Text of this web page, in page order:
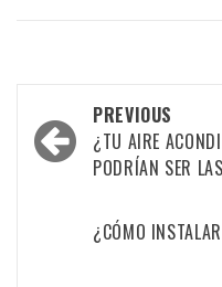
Post
navigation
PREVIOUS
¿TU AIRE
PODRÍAN SER
¿CÓMO